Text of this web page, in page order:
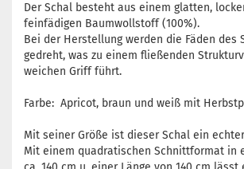
Der Schal besteht aus einem glatten,
feinfädigen Baumwollstoff (100%).
Bei der Herstellung werden die Fäden des
gedreht, was zu einem fließenden
weichen Griff führt.
Farbe: Apricot, braun und weiß mit
Mit seiner Größe ist dieser Schal ein
Mit einem quadratischen Schnittformat in